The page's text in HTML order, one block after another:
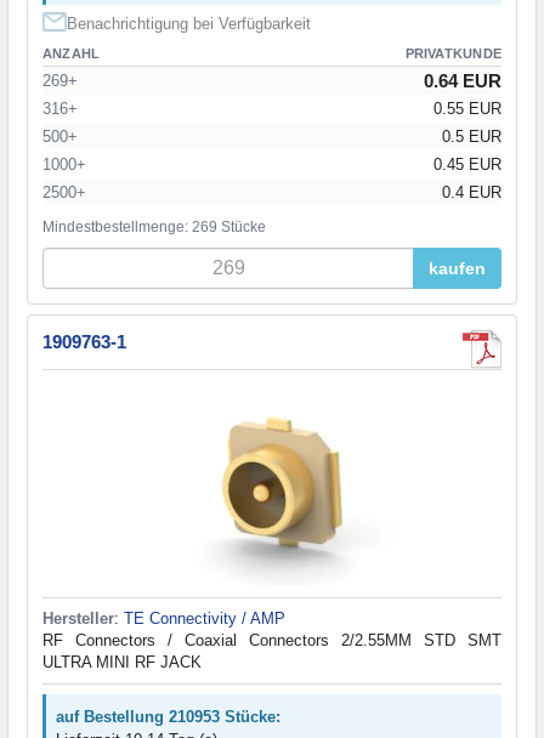
Benachrichtigung bei Verfügbarkeit
ANZAHL PRIVATKUNDE
269+ 0.64 EUR
316+
0.55 EUR
500+
0.5 EUR
1000+
0.45 EUR
2500+
0.4 EUR
Mindestbestellmenge: 269 Stücke
kaufen
1909763-1
Hersteller: TE Connectivity / AMP
RF Connectors / Coaxial Connectors 2/2.55MM STD SMT
ULTRA MINI RF JACK
auf Bestellung 210953 Stücke: